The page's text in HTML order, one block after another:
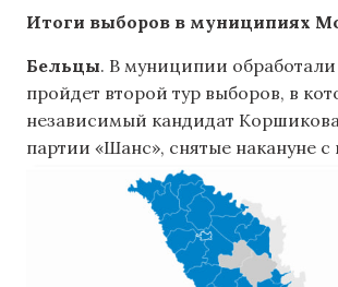
Итоги выборов в муниципиях
Бельцы. В муниципии
пройдет второй тур выборов, в
независимый кандидат
партии «Шанс», снятые накануне